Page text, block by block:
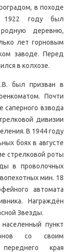
в походе
году был
деревню,
лет горновым
заводе. Перед
в колхозе.
был призван в
Почти
саперного взвода
дивизии
В 1944 году
боях в августе
стрелковой роты
в проволочных
мин. 18
автомата
Награждён
Звезды.
пункт
со своим
края